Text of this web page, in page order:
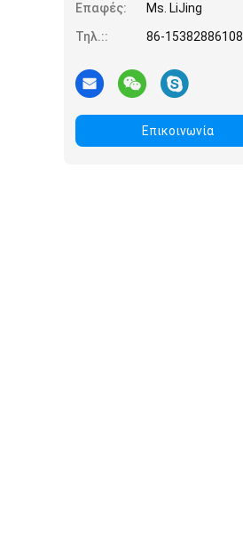
Επαφές:
Ms. LiJing
Τηλ.::
86-15382886108
Επικοινωνία